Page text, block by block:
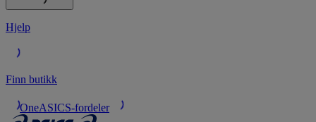
Hjelp
Finn butikk
OneASICS-fordeler